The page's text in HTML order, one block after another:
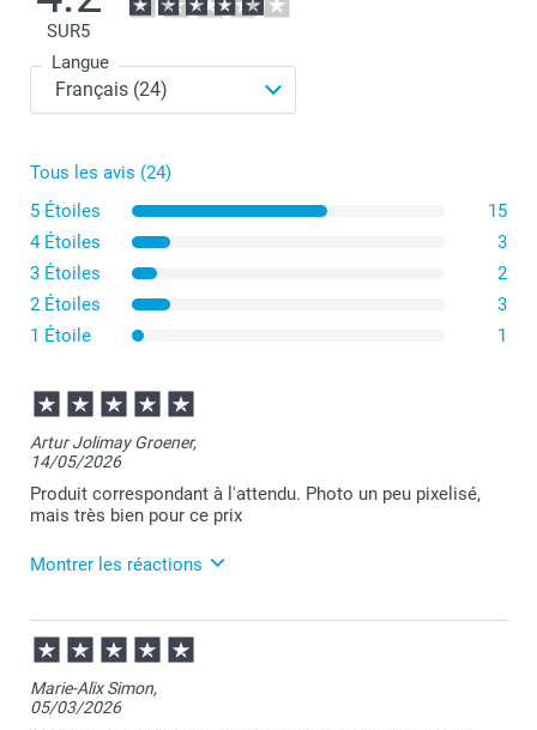
SUR5
Langue
Tous les avis (24)
5 Étoiles
15
4 Étoiles
3
3 Étoiles
2
2 Étoiles
3
1 Étoile
1
Artur Jolimay Groener,
14/05/2026
Produit correspondant à l'attendu. Photo un peu pixelisé,
mais très bien pour ce prix
Montrer les réactions
21/05/2026
08:15
Merci Artur pour votre commande et pour votre
message.
N'hésitez pas à nous contacter depuis le site si vous
Marie-Alix Simon,
05/03/2026